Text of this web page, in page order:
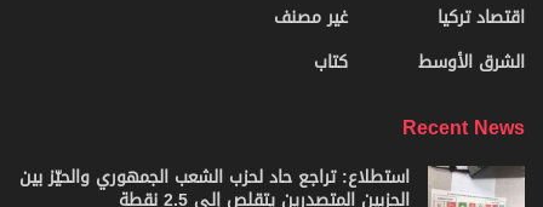
اقتصاد تركيا
الشرق الأوسط
غير مصنف
كتاب
Recent News
استطلاع: تراجع حاد لحزب الشعب الجمهوري والحيّز بين